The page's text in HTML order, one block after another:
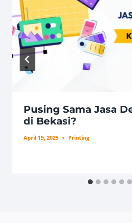
Pusing Sama Jasa
di Bekasi?
April 19, 2025 Printing